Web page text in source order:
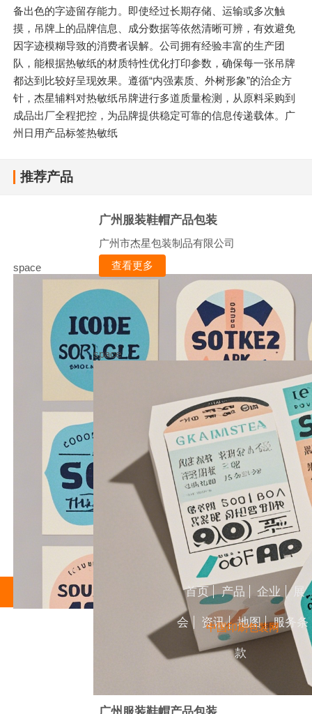
备出色的字迹留存能力。即使经过长期存储、运输或多次触
摸，吊牌上的品牌信息、成分数据等依然清晰可辨，有效避免
因字迹模糊导致的消费者误解。公司拥有经验丰富的生产团
队，能根据热敏纸的材质特性优化打印参数，确保每一张吊牌
都达到比较好呈现效果。遵循“内强素质、外树形象”的治企方
针，杰星辅料对热敏纸吊牌进行多道质量检测，从原料采购到
成品出厂全程把控，为品牌提供稳定可靠的信息传递载体。广
州日用产品标签热敏纸
推荐产品
space
广州服装鞋帽产品包装
广州市杰星包装制品有限公司
查看更多
space
首页 产品 企业 展
会 资讯 地图 服务条
款
中国印刷包装网